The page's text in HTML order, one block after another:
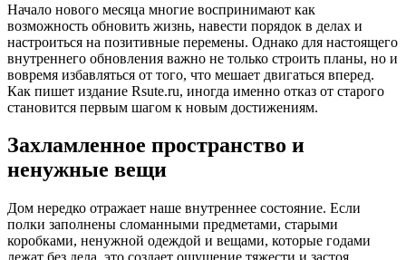
Начало нового месяца многие воспринимают как
возможность обновить жизнь, навести порядок в делах и
настроиться на позитивные перемены. Однако для настоящего
внутреннего обновления важно не только строить планы, но и
вовремя избавляться от того, что мешает двигаться вперед.
Как пишет издание Rsute.ru, иногда именно отказ от старого
становится первым шагом к новым достижениям.
Захламленное пространство и
ненужные вещи
Дом нередко отражает наше внутреннее состояние. Если
полки заполнены сломанными предметами, старыми
коробками, ненужной одеждой и вещами, которые годами